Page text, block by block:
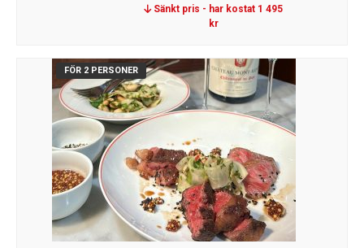
Sänkt pris - har kostat 1 495
kr
FÖR 2 PERSONER